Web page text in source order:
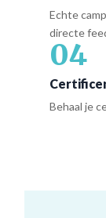
Echte
directe
04
Behaal je